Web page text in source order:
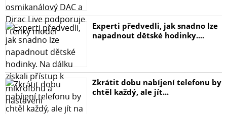
Experti předvedli, jak snadno lze
napadnout dětské hodinky....
Zkrátit dobu nabíjení telefonu by
chtěl každý, ale jít...